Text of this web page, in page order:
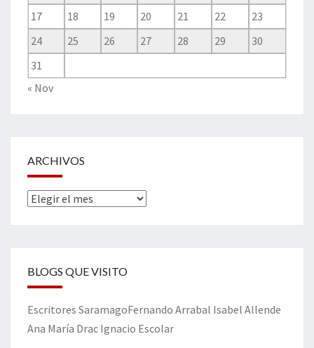
17
18 19 20 21 22
23
24
25 26 27 28 29
30
31
« Nov
ARCHIVOS
Archivos
BLOGS QUE VISITO
Escritores SaramagoFernando Arrabal Isabel Allende
Ana María Drac Ignacio Escolar